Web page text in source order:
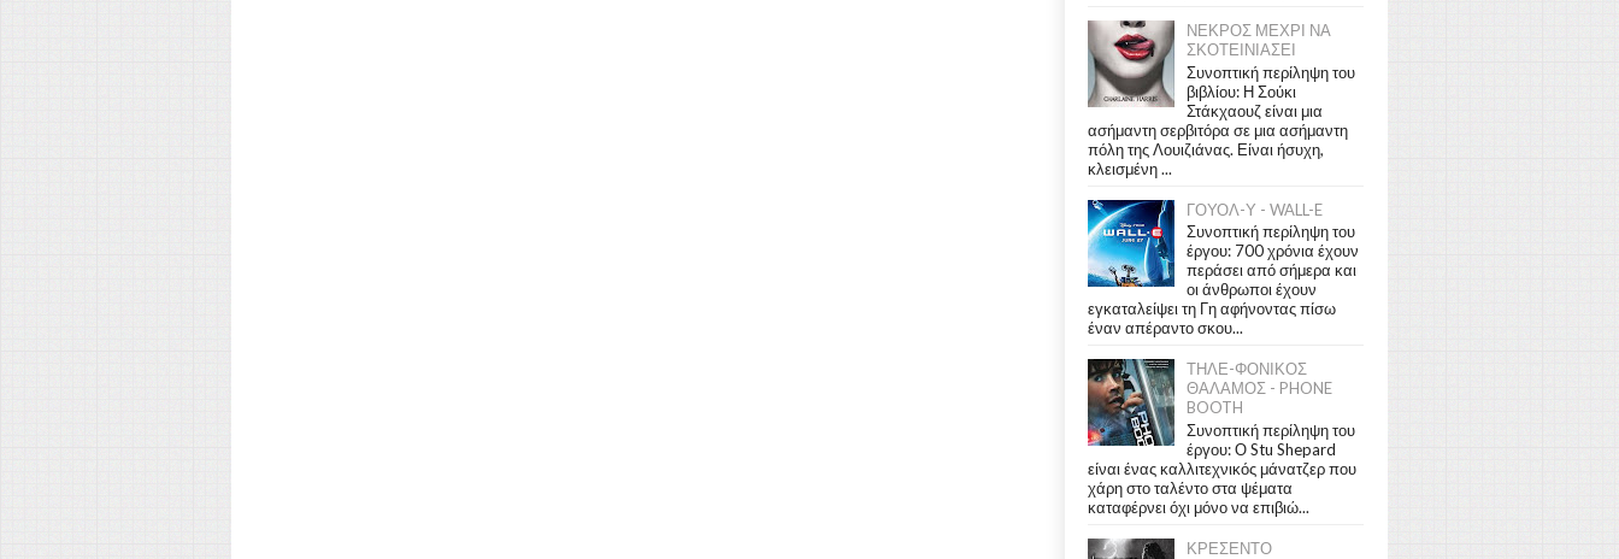
ΝΕΚΡΟΣ ΜΕΧΡΙ ΝΑ
ΣΚΟΤΕΙΝΙΑΣΕΙ
Συνοπτική περίληψη του
βιβλίου: Η Σούκι
Στάκχαουζ είναι μια
ασήμαντη σερβιτόρα σε μια ασήμαντη
πόλη της Λουιζιάνας. Είναι ήσυχη,
κλεισμένη ...
ΓΟΥΟΛ-Υ - WALL-E
Συνοπτική περίληψη του
έργου: 700 χρόνια έχουν
περάσει από σήμερα και
οι άνθρωποι έχουν
εγκαταλείψει τη Γη αφήνοντας πίσω
έναν απέραντο σκου...
ΤΗΛΕ-ΦΟΝΙΚΟΣ
ΘΑΛΑΜΟΣ - PHONE
BOOTH
Συνοπτική περίληψη του
έργου: Ο Stu Shepard
είναι ένας καλλιτεχνικός μάνατζερ που
χάρη στο ταλέντο στα ψέματα
καταφέρνει όχι μόνο να επιβιώ...
ΚΡΕΣΕΝΤΟ